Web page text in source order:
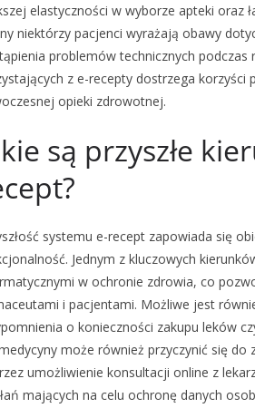
elastyczności w wyborze apteki oraz
niektórzy pacjenci wyrażają obawy
problemów technicznych
z e-recepty dostrzega korzyści
opieki zdrowotnej.
są przyszłe
systemu e-recept zapowiada się
Jednym z kluczowych
w ochronie zdrowia, co
i pacjentami. Możliwe jest
o konieczności zakupu leków
może również przyczynić się
umożliwienie konsultacji online z
mających na celu ochronę danych